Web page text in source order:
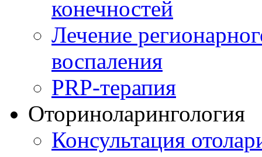
конечностей
Лечение
воспаления
PRP-терапия
Оториноларингология
Консультация